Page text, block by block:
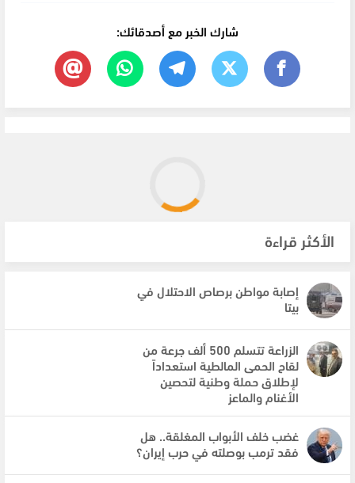
شارك الخبر مع أصدقائك:
الأكثر قراءة
إصابة مواطن برصاص الاحتلال في
بيتا
الزراعة تتسلم 500 ألف جرعة من
لقاح الحمى المالطية استعداداً
لإطلاق حملة وطنية لتحصين
الأغنام والماعز
غضب خلف الأبواب المغلقة.. هل
فقد ترمب بوصلته في حرب إيران؟